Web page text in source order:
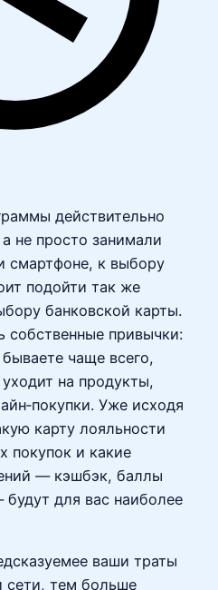
действительно
не просто занимали
смартфоне, к выбору
подойти так же
банковской карты.
собственные привычки:
чаще всего,
на продукты,
Уже исходя
карту лояльности
покупок и какие
— кэшбэк, баллы
для вас наиболее
ваши траты
сети, тем больше